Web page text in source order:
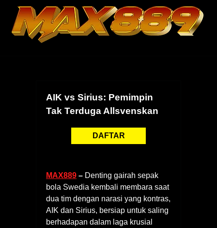
content
AIK vs Sirius: Pemimpin
Tak Terduga Allsvenskan
DAFTAR
MAX889 – Denting gairah sepak
bola Swedia kembali membara saat
dua tim dengan narasi yang kontras,
AIK dan Sirius, bersiap untuk saling
berhadapan dalam laga krusial